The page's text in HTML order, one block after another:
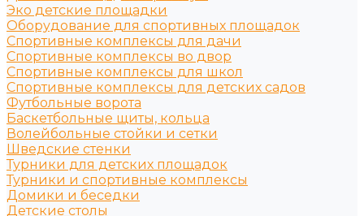
Эко детские площадки
Оборудование для спортивных площадок
Спортивные комплексы для дачи
Спортивные комплексы во двор
Спортивные комплексы для школ
Спортивные комплексы для детских садов
Футбольные ворота
Баскетбольные щиты, кольца
Волейбольные стойки и сетки
Шведские стенки
Турники для детских площадок
Турники и спортивные комплексы
Домики и беседки
Детские столы